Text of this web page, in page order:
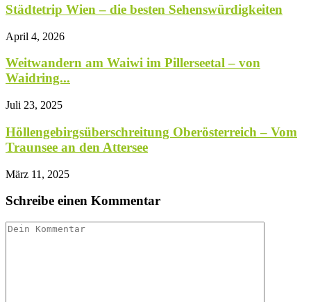
Städtetrip Wien – die besten Sehenswürdigkeiten
April 4, 2026
Weitwandern am Waiwi im Pillerseetal – von
Waidring...
Juli 23, 2025
Höllengebirgsüberschreitung Oberösterreich – Vom
Traunsee an den Attersee
März 11, 2025
Schreibe einen Kommentar